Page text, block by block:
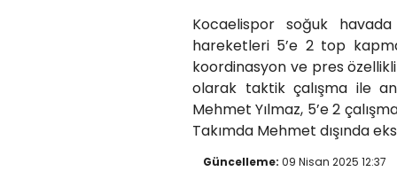
Kocaelispor soğuk
hareketleri 5’e 2 top
koordinasyon ve pres
olarak taktik çalışma ile
Mehmet Yılmaz, 5’e 2
Takımda Mehmet dışında
Güncelleme: 09 Nisan 2025 12:37